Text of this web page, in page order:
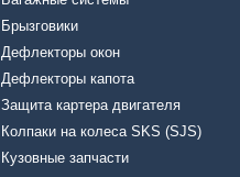
Брызговики
Дефлекторы окон
Дефлекторы капота
Защита картера двигателя
Колпаки на колеса SKS (SJS)
Кузовные запчасти